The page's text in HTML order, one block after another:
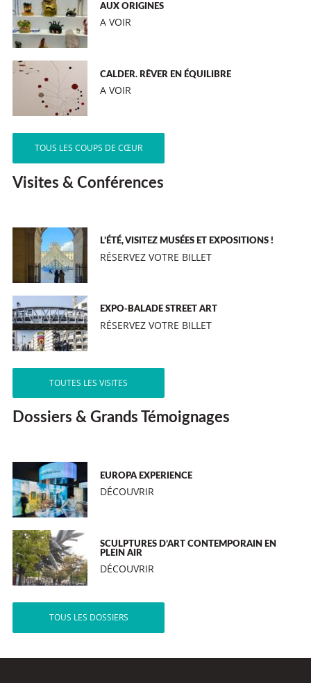
AUX ORIGINES
A VOIR
CALDER. RÊVER EN ÉQUILIBRE
A VOIR
TOUS LES COUPS DE CŒUR
Visites & Conférences
L’ÉTÉ, VISITEZ MUSÉES ET EXPOSITIONS !
RÉSERVEZ VOTRE BILLET
EXPO-BALADE STREET ART
RÉSERVEZ VOTRE BILLET
TOUTES LES VISITES
Dossiers & Grands Témoignages
EUROPA EXPERIENCE
DÉCOUVRIR
SCULPTURES D’ART CONTEMPORAIN EN
PLEIN AIR
DÉCOUVRIR
TOUS LES DOSSIERS